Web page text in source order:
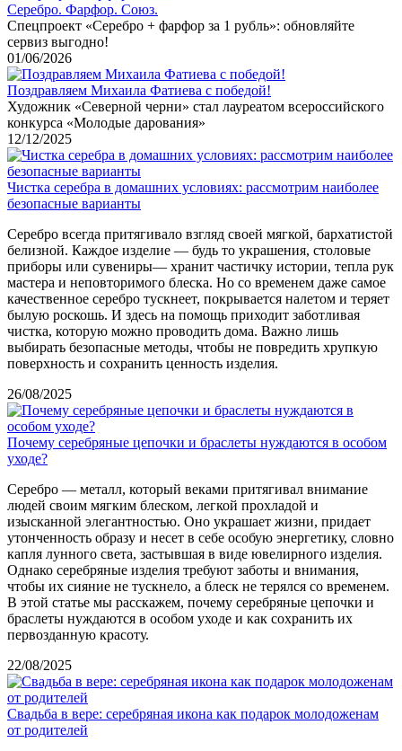
Серебро. Фарфор. Союз.
Спецпроект «Серебро + фарфор за 1 рубль»: обновляйте
сервиз выгодно!
01/06/2026
Поздравляем Михаила Фатиева c победой!
Художник «Северной черни» стал лауреатом всероссийского
конкурса «Молодые дарования»
12/12/2025
Чистка серебра в домашних условиях: рассмотрим наиболее
безопасные варианты
Серебро всегда притягивало взгляд своей мягкой, бархатистой
белизной. Каждое изделие — будь то украшения, столовые
приборы или сувениры— хранит частичку истории, тепла рук
мастера и неповторимого блеска. Но со временем даже самое
качественное серебро тускнеет, покрывается налетом и теряет
былую роскошь. И здесь на помощь приходит заботливая
чистка, которую можно проводить дома. Важно лишь
выбирать безопасные методы, чтобы не повредить хрупкую
поверхность и сохранить ценность изделия.
26/08/2025
Почему серебряные цепочки и браслеты нуждаются в особом
уходе?
Серебро — металл, который веками притягивал внимание
людей своим мягким блеском, легкой прохладой и
изысканной элегантностью. Оно украшает жизни, придает
утонченность образу и несет в себе особую энергетику, словно
капля лунного света, застывшая в виде ювелирного изделия.
Однако серебряные изделия требуют заботы и внимания,
чтобы их сияние не тускнело, а блеск не терялся со временем.
В этой статье мы расскажем, почему серебряные цепочки и
браслеты нуждаются в особом уходе и как сохранить их
первозданную красоту.
22/08/2025
Свадьба в вере: серебряная икона как подарок молодоженам
от родителей